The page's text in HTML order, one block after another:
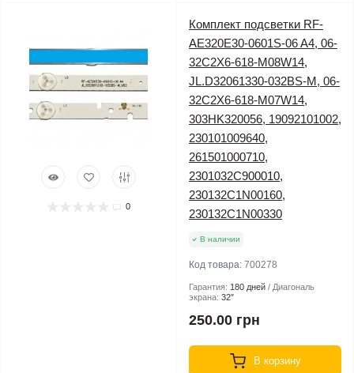
0
Комплект подсветки RF-
AE320E30-0601S-06 A4, 06-
32C2X6-618-M08W14,
JL.D32061330-032BS-M, 06-
32C2X6-618-M07W14,
303HK320056, 19092101002,
230101009640,
261501000710,
2301032C900010,
230132C1N00160,
230132C1N00330
В наличии
Код товара: 700278
Гарантия: 180 дней
Диагональ
экрана: 32″
250.00 грн
В корзину